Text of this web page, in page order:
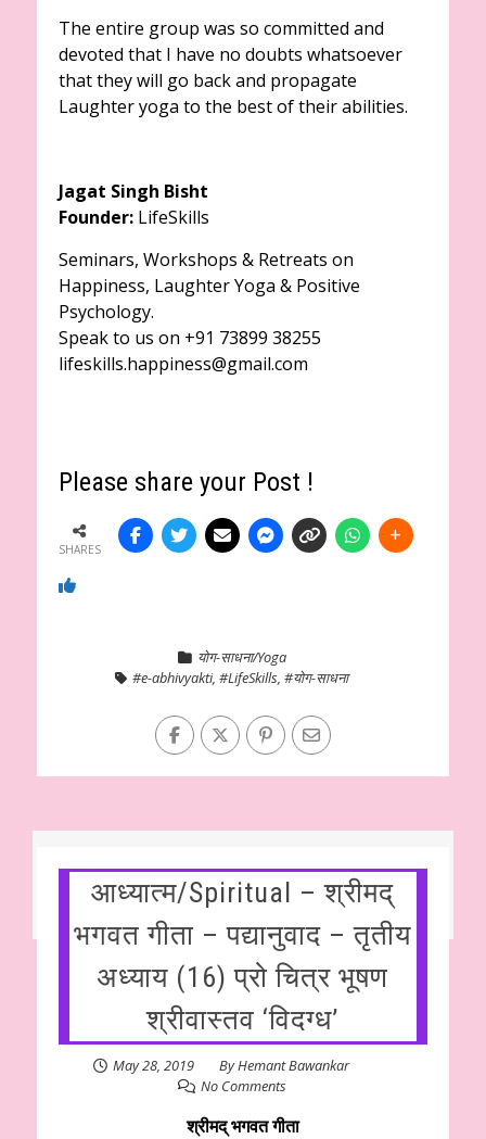
The entire group was so committed and
devoted that I have no doubts whatsoever
that they will go back and propagate
Laughter yoga to the best of their abilities.
Jagat Singh Bisht
Founder: LifeSkills
Seminars, Workshops & Retreats on
Happiness, Laughter Yoga & Positive
Psychology.
Speak to us on +91 73899 38255
lifeskills.happiness@gmail.com
Please share your Post !
SHARES
योग-साधना/Yoga
#e-abhivyakti,#LifeSkills,#योग-साधना
आध्यात्म/Spiritual – श्रीमद्
भगवत गीता – पद्यानुवाद – तृतीय
अध्याय (16) प्रो चित्र भूषण
श्रीवास्तव ‘विदग्ध’
May 28, 2019 ByHemant Bawankar
No Comments
श्रीमद् भगवत गीता